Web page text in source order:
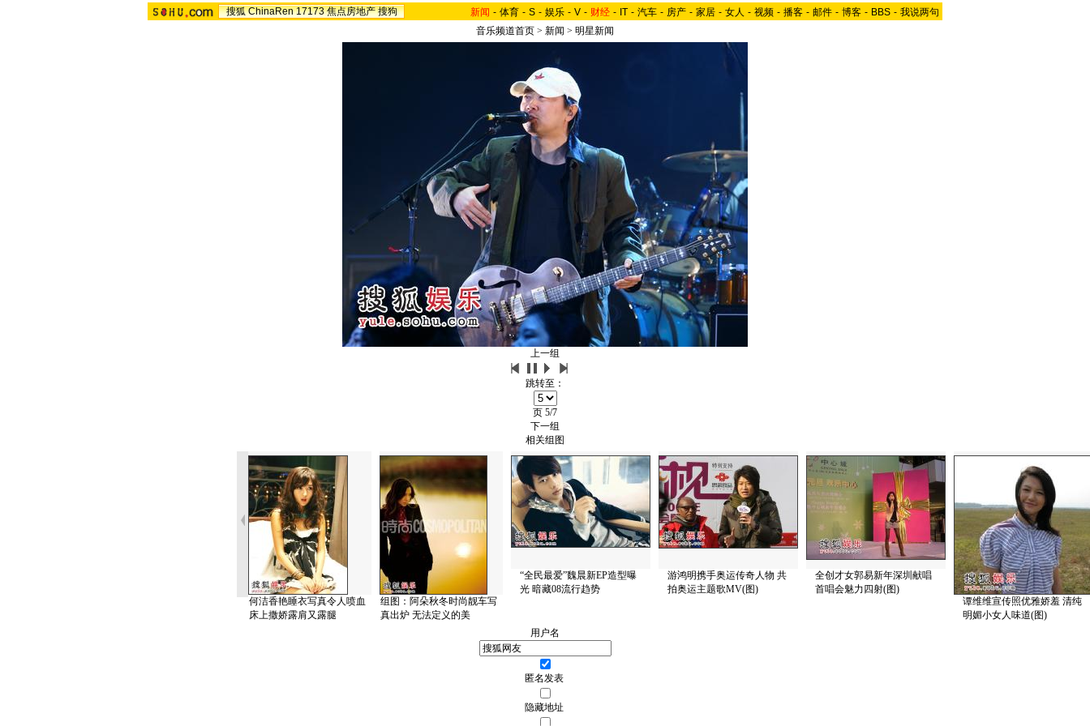
搜狐 ChinaRen 17173 焦点房地产 搜狗 新闻 - 体育 - S - 娱乐 - V - 财经 - IT - 汽车 - 房产 - 家居 - 女人 - 视频 - 播客 - 邮件 - 博客 - BBS - 我说两句
音乐频道首页 > 新闻 > 明星新闻
上一组
跳转至：
页 5/7
下一组
相关组图
何洁香艳睡衣写真令人喷血
床上撒娇露肩又露腿
组图：阿朵秋冬时尚靓车写
真出炉 无法定义的美
“全民最爱”魏晨新EP造型曝
光 暗藏08流行趋势
游鸿明携手奥运传奇人物 共
拍奥运主题歌MV(图)
全创才女郭易新年深圳献唱
首唱会魅力四射(图)
谭维维宣传照优雅娇羞 清纯
明媚小女人味道(图)
用户名
匿名发表
隐藏地址